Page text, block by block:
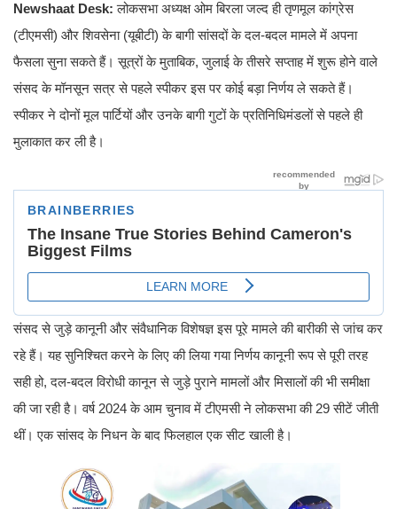
Newshaat Desk:लोकसभा अध्यक्ष ओम बिरला जल्द ही तृणमूल कांग्रेस
(टीएमसी) और शिवसेना (यूबीटी) के बागी सांसदों के दल-बदल मामले में अपना
फैसला सुना सकते हैं। सूत्रों के मुताबिक, जुलाई के तीसरे सप्ताह में शुरू होने वाले
संसद के मॉनसून सत्र से पहले स्पीकर इस पर कोई बड़ा निर्णय ले सकते हैं।
स्पीकर ने दोनों मूल पार्टियों और उनके बागी गुटों के प्रतिनिधिमंडलों से पहले ही
मुलाकात कर ली है।
संसद से जुड़े कानूनी और संवैधानिक विशेषज्ञ इस पूरे मामले की बारीकी से जांच कर
रहे हैं। यह सुनिश्चित करने के लिए की लिया गया निर्णय कानूनी रूप से पूरी तरह
सही हो, दल-बदल विरोधी कानून से जुड़े पुराने मामलों और मिसालों की भी समीक्षा
की जा रही है। वर्ष 2024 के आम चुनाव में टीएमसी ने लोकसभा की 29 सीटें जीती
थीं। एक सांसद के निधन के बाद फिलहाल एक सीट खाली है।